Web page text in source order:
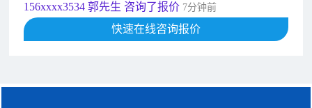
192xxxx2920 周先生 咨询了报价 10分钟前
189xxxx6562 王先生 咨询了报价1秒前
快速在线咨询报价